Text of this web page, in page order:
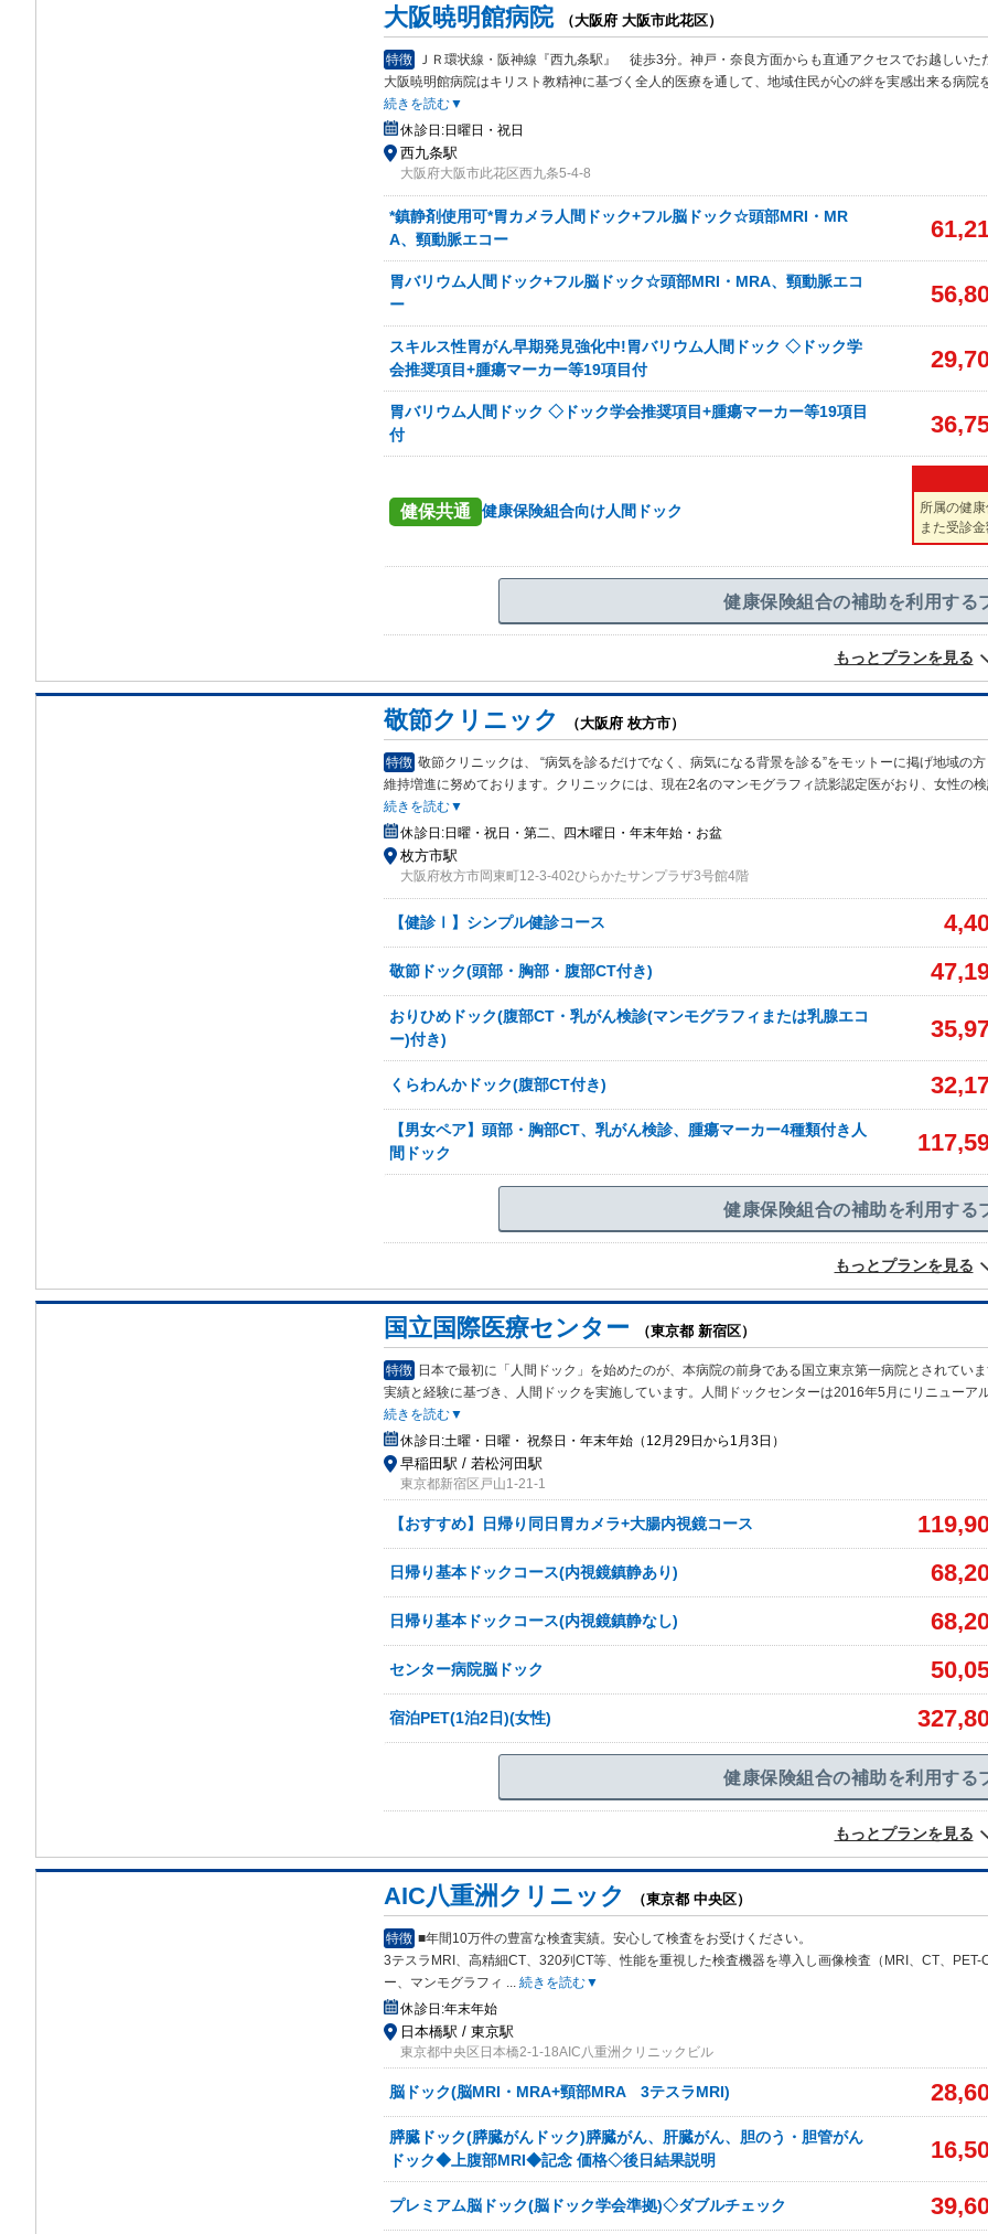
大阪暁明館病院 （大阪府 大阪市此花区）
特徴
ＪＲ環状線・阪神線『西九条駅』 徒歩3分。神戸・奈良方面からも直通アクセスでお越しいた
大阪暁明館病院はキリスト教精神に基づく全人的医療を通して、地域住民が心の絆を実感出来る病院
続きを読む▼
休診日:日曜日・祝日
西九条駅
大阪府大阪市此花区西九条5-4-8
*鎮静剤使用可*胃カメラ人間ドック+フル脳ドック☆頭部MRI・MR
A、頸動脈エコー
胃バリウム人間ドック+フル脳ドック☆頭部MRI・MRA、頸動脈エコ
ー
スキルス性胃がん早期発見強化中!胃バリウム人間ドック ◇ドック学
会推奨項目+腫瘍マーカー等19項目付
胃バリウム人間ドック ◇ドック学会推奨項目+腫瘍マーカー等19項目
付
健保共通 健康保険組合向け人間ドック
所属の健
また受診
健康保険組合の補助を利用する
もっとプランを見る
敬節クリニック （大阪府 枚方市）
特徴 敬節クリニックは、 “病気を診るだけでなく、病気になる背景を診る”をモットーに掲げ地域の
維持増進に努めております。クリニックには、現在2名のマンモグラフィ読影認定医がおり、女性の
続きを読む▼
休診日:日曜・祝日・第二、四木曜日・年末年始・お盆
枚方市駅
大阪府枚方市岡東町12-3-402ひらかたサンプラザ3号館4階
【健診Ⅰ】シンプル健診コース
敬節ドック(頭部・胸部・腹部CT付き)
おりひめドック(腹部CT・乳がん検診(マンモグラフィまたは乳腺エコ
ー)付き)
くらわんかドック(腹部CT付き)
【男女ペア】頭部・胸部CT、乳がん検診、腫瘍マーカー4種類付き人
間ドック
健康保険組合の補助を利用する
もっとプランを見る
国立国際医療センター （東京都 新宿区）
特徴 日本で最初に「人間ドック」を始めたのが、本病院の前身である国立東京第一病院とされてい
実績と経験に基づき、人間ドックを実施しています。人間ドックセンターは2016年5月にリニューア
続きを読む▼
休診日:土曜・日曜・ 祝祭日・年末年始（12月29日から1月3日）
早稲田駅 / 若松河田駅
東京都新宿区戸山1-21-1
【おすすめ】日帰り同日胃カメラ+大腸内視鏡コース
日帰り基本ドックコース(内視鏡鎮静あり)
日帰り基本ドックコース(内視鏡鎮静なし)
センター病院脳ドック
宿泊PET(1泊2日)(女性)
健康保険組合の補助を利用する
もっとプランを見る
AIC八重洲クリニック （東京都 中央区）
特徴 ■年間10万件の豊富な検査実績。安心して検査をお受けください。
3テスラMRI、高精細CT、320列CT等、性能を重視した検査機器を導入し画像検査（MRI、CT、PET-
ー、マンモグラフィ ... 続きを読む▼
休診日:年末年始
日本橋駅 / 東京駅
東京都中央区日本橋2-1-18AIC八重洲クリニックビル
脳ドック(脳MRI・MRA+頸部MRA 3テスラMRI)
膵臓ドック(膵臓がんドック)膵臓がん、肝臓がん、胆のう・胆管がん
ドック◆上腹部MRI◆記念 価格◇後日結果説明
プレミアム脳ドック(脳ドック学会準拠)◇ダブルチェック